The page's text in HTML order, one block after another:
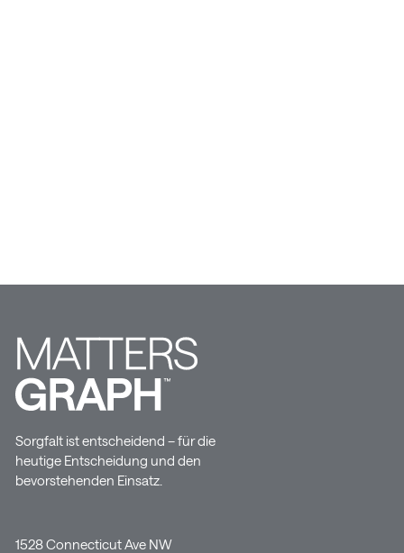
Sorgfalt ist entscheidend – für die
heutige Entscheidung und den
bevorstehenden Einsatz.
1528 Connecticut Ave NW